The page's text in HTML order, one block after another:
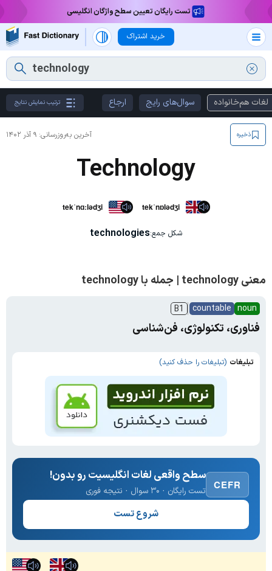
تست رایگان تعیین سطح واژگان انگلیسی
خرید اشتراک
لغات هم‌خانواده سوال‌های رایج ارجاع ترتیب نمایش نتایج
آخرین به‌روزرسانی: ۹ آذر ۱۴۰۲ ذخیره
Technology
tekˈnɑːlədʒi tekˈnɒlədʒi
شکل جمع:technologies
معنی technology | جمله با technology
noun
countable
B1
فناوری، تکنولوژی، فن‌شناسی
تبلیغات (تبلیغات را حذف کنید)
CEFR
سطح واقعی لغات انگلیسیت رو بدون!
تست رایگان · ۳۰ سوال · نتیجه فوری
شروع تست